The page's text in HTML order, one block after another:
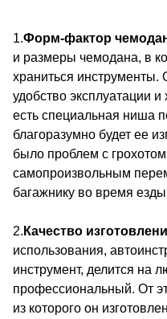
1.Форм-фактор
и размеры чемодана, в
храниться инструменты.
удобство эксплуатации
есть специальная ниша
благоразумно будет ее
было проблем с грохотом
самопроизвольным
багажнику во время
2. Качество
использования,
инструмент, делится на
профессиональный. От
из которого он